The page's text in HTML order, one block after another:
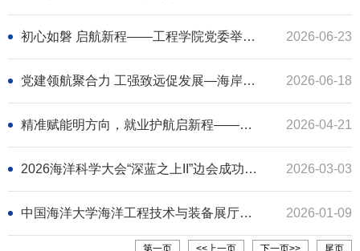
初心如磐 启航新程——工程学院党委举办2026届毕业生党员座谈会 2026-06-23
党建领航聚合力 工强致远促发展—海岸与海洋工程全国重点实验室党建共建活动成功举办 2026-06-18
精准赋能明方向，就业护航启新程——工程学院开展就业辅导活动 2026-04-21
2026海洋科学大会“深蓝之上II”边会成功举办 2026-03-03
中国海洋大学海洋工程技术与装备展厅揭牌启用 2026-01-09
第一页 <<上一页 下一页>> 尾页